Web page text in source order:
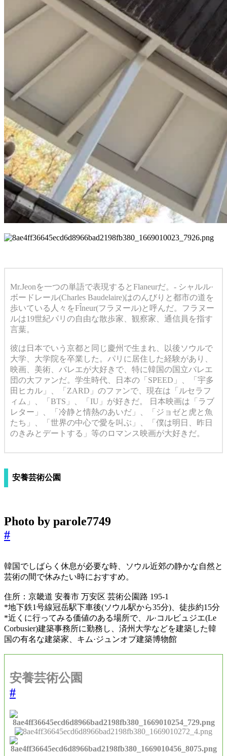
Mr.Jeonを一つの単語で表現するとFlaneurだ。- シャルル·
ボードレール(Charles Baudelaire)はのんびりと都市の道を
歩いている人々をFl̂neur(フラヌール)と呼んだ。フラヌー
ルは19世紀パリの自由な散歩家、観察家、通信員を指す
言葉。
彼は日本でいう京都と同じ慶州で生まれ、以後ソウルで
大学、大学院を卒業した。パリに居住した経験があり、
映画、美術、バレエが大好きで、特に韓国の国立バレエ
団の大ファンだ。学生時代、日本の「SPEED」、「 宇多
田ヒカル 」、「ZARD」のファンで、現在は「ルセラフ
ィム」、「BTS」、「IU」が好きだ。 日本映画は「ラブ
レター」、「冷静と情熱のあいだ」、「 ジョゼと虎と魚
たち 」、「世界の中心で愛を叫ぶ」、「 僕は明日、昨日
のきみとデートする 」等のロマンス映画が大好きだ。
安養芸術公園
Photo by parole7749
#
韓国でしばらく休息が必要な時、ソウル近郊の静かな自然と
芸術の間で休みたい時におすすめ。
住所：京畿道 安養市 万安区 芸術公園路 195-1
*地下鉄1号線冠岳駅下車後(ソウル駅から35分) 、徒歩約15分
*近くに行ってみる価値のある場所で、ル·コルビュジエ(Le
Corbusier)建築事務所に勤務し、済州大学などを建築した韓
国の有名な建築家、キム·ジュンオプ建築博物館
安養芸術公園
#